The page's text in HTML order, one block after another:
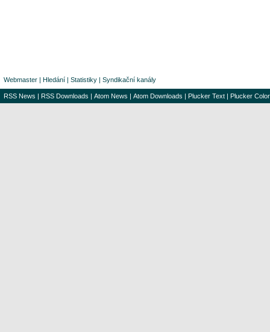
Webmaster | Hledání | Statistiky | Syndikační kanály
RSS News | RSS Downloads | Atom News | Atom Downloads | Plucker Text | Plucker Color